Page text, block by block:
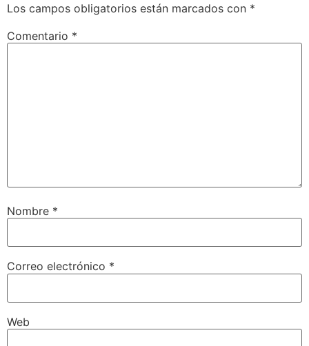
Los campos obligatorios están marcados con *
Comentario *
Nombre *
Correo electrónico *
Web